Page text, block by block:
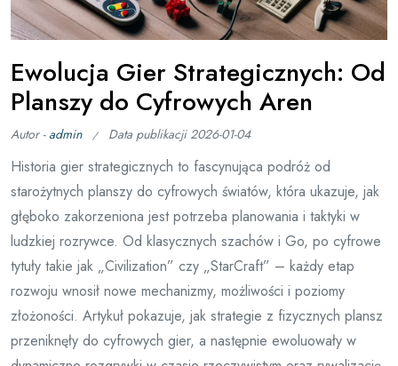
Ewolucja Gier Strategicznych: Od
Planszy do Cyfrowych Aren
Autor -admin Data publikacji2026-01-04
Historia gier strategicznych to fascynująca podróż od
starożytnych planszy do cyfrowych światów, która ukazuje, jak
głęboko zakorzeniona jest potrzeba planowania i taktyki w
ludzkiej rozrywce. Od klasycznych szachów i Go, po cyfrowe
tytuły takie jak „Civilization” czy „StarCraft” – każdy etap
rozwoju wnosił nowe mechanizmy, możliwości i poziomy
złożoności. Artykuł pokazuje, jak strategie z fizycznych plansz
przeniknęły do cyfrowych gier, a następnie ewoluowały w